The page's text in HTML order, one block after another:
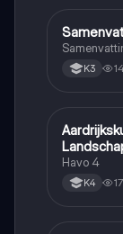
K3
Havo 4
K4